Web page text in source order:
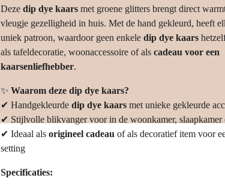
Deze dip dye kaars met groene glitters brengt direct
vleugje gezelligheid in huis. Met de hand gekleurd, heeft
uniek patroon, waardoor geen enkele dip dye kaars
als tafeldecoratie, woonaccessoire of als cadeau voor een
kaarsenliefhebber.
✨ Waarom deze dip dye kaars?
✔ Handgekleurde dip dye kaars met unieke gekleurde
✔ Stijlvolle blikvanger voor in de woonkamer, slaapkamer
✔ Ideaal als origineel cadeau of als decoratief item voor
setting
Specificaties: